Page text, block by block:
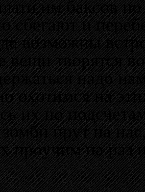
им баксов
сбегают и
возможны
творятся
надо
охотимся на
их по
прут на
проучим на раз